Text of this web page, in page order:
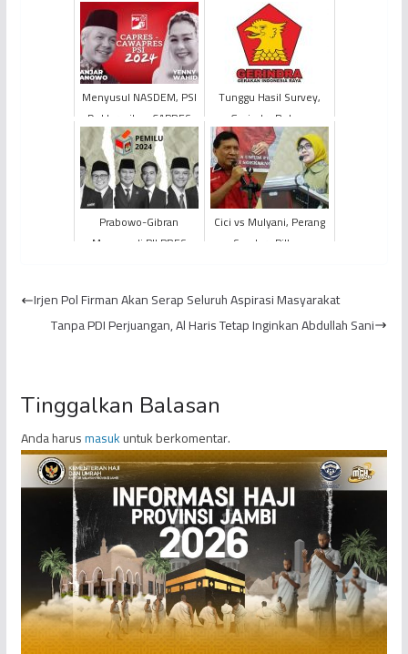
Menyusul NASDEM, PSI
Deklarasikan CAPRES
dan CAWAPRES 2024
Tunggu Hasil Survey,
Gerindra Belum
Tentukan Arah
Prabowo-Gibran
Menang di PILPRES
Nomor Urut 1 dan 3
Gu...
Cici vs Mulyani, Perang
Saudara Pilbup
Irjen Pol Firman Akan Serap Seluruh Aspirasi Masyarakat
Tanpa PDI Perjuangan, Al Haris Tetap Inginkan Abdullah Sani
Tinggalkan Balasan
Anda harusmasukuntuk berkomentar.